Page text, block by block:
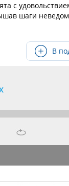
с
шаги
В